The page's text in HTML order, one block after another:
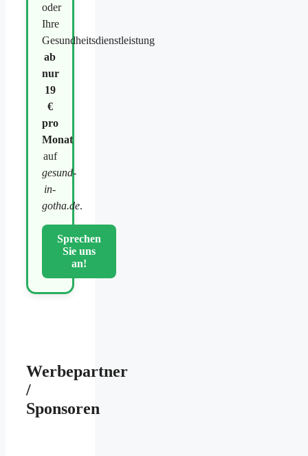
oder
Ihre
Gesundheitsdienstleistung
ab
nur
19
€
pro
Monat
auf
gesund-
in-
gotha.de.
Sprechen
Sie uns
an!
Werbepartner
/
Sponsoren